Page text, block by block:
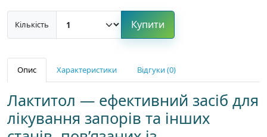
Кількість Купити
Опис Характеристики Відгуки (0)
Лактитол — ефективний засіб для
лікування запорів та інших